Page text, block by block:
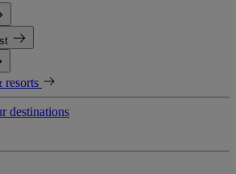
resorts
destinations